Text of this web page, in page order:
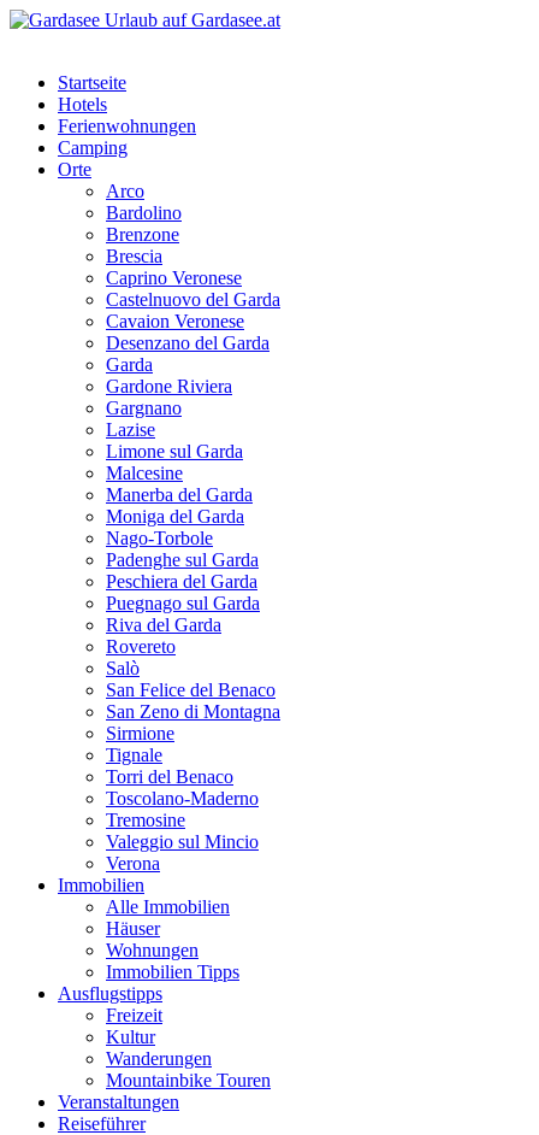
Startseite
Hotels
Ferienwohnungen
Camping
Orte
Arco
Bardolino
Brenzone
Brescia
Caprino Veronese
Castelnuovo del Garda
Cavaion Veronese
Desenzano del Garda
Garda
Gardone Riviera
Gargnano
Lazise
Limone sul Garda
Malcesine
Manerba del Garda
Moniga del Garda
Nago-Torbole
Padenghe sul Garda
Peschiera del Garda
Puegnago sul Garda
Riva del Garda
Rovereto
Salò
San Felice del Benaco
San Zeno di Montagna
Sirmione
Tignale
Torri del Benaco
Toscolano-Maderno
Tremosine
Valeggio sul Mincio
Verona
Immobilien
Alle Immobilien
Häuser
Wohnungen
Immobilien Tipps
Ausflugstipps
Freizeit
Kultur
Wanderungen
Mountainbike Touren
Veranstaltungen
Reiseführer